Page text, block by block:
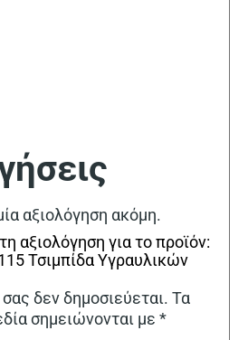
αξιολόγηση ακόμη.
αξιολόγηση για το προϊόν:
Τσιμπίδα Υγραυλικών
δεν δημοσιεύεται. Τα
σημειώνονται με *